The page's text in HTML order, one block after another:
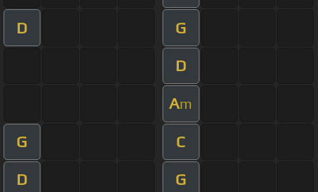
D G
D
Am
G C
D G